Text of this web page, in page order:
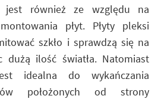
jest również ze względu na
płyt. Płyty pleksi
szkło i sprawdzą się na
dużą ilość światła. Natomiast
idealna do wykańczania
położonych od strony